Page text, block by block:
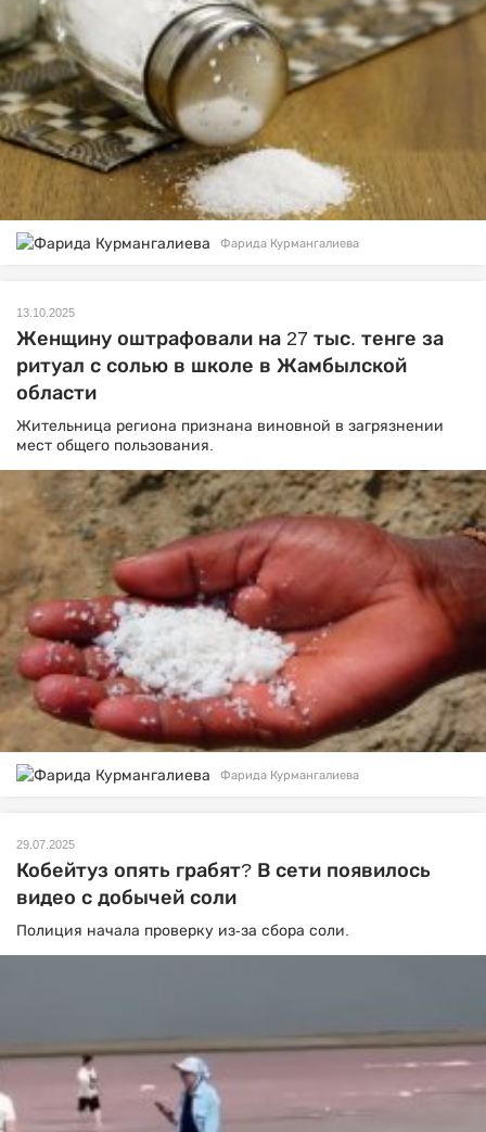
Фарида Курмангалиева
13.10.2025
Женщину оштрафовали на 27 тыс. тенге за
ритуал с солью в школе в Жамбылской
области
Жительница региона признана виновной в загрязнении
мест общего пользования.
Фарида Курмангалиева
29.07.2025
Кобейтуз опять грабят? В сети появилось
видео с добычей соли
Полиция начала проверку из-за сбора соли.